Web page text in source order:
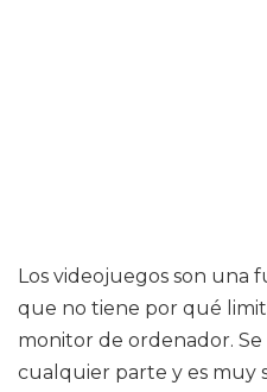
Los videojuegos son
que no tiene por qué
monitor de ordenador.
cualquier parte y es muy